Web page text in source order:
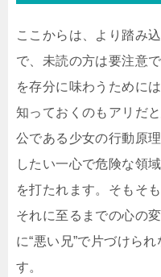
ここからは、より踏み
で、未読の方は要注意
を存分に味わうために
知っておくのもアリだ
公である少女の行動原
したい一心で危険な領
を打たれます。そもそ
それに至るまでの心の
に“悪い兄”で片づけら
す。